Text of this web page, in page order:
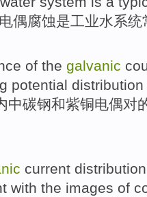
电偶腐蚀是工业水系统
of the galvanic
potential distribution
中碳钢和紫铜电偶对
current distribution
with the images of